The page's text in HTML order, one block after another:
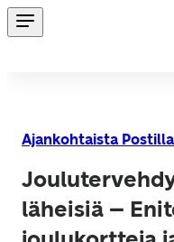
Ajankohtaista Postilla
läheisiä –